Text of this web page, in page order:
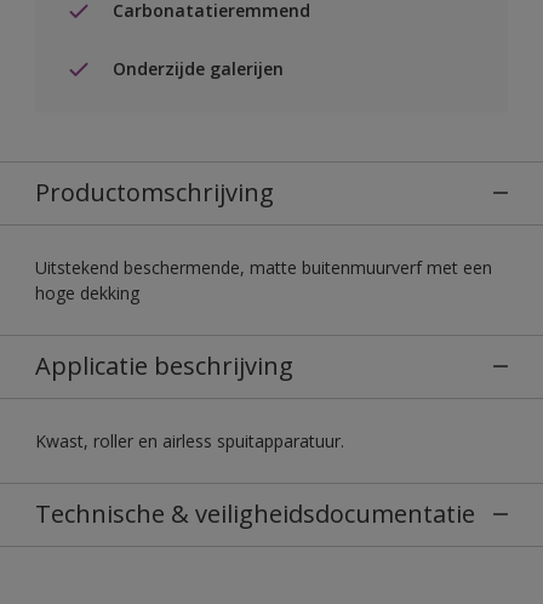
Carbonatatieremmend
Onderzijde galerijen
Productomschrijving
Uitstekend beschermende, matte buitenmuurverf met een
hoge dekking
Applicatie beschrijving
Kwast, roller en airless spuitapparatuur.
Technische & veiligheidsdocumentatie